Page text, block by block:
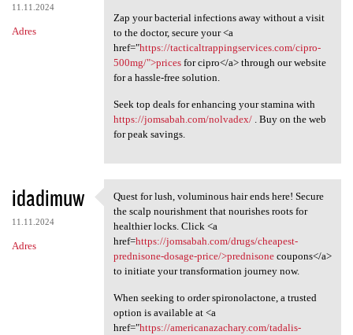
11.11.2024
Adres
Zap your bacterial infections away without a visit
to the doctor, secure your <a
href="https://tacticaltrappingservices.com/cipro-
500mg/">pricesfor cipro</a> through our website
for a hassle-free solution.
Seek top deals for enhancing your stamina with
https://jomsabah.com/nolvadex/. Buy on the web
for peak savings.
idadimuw
11.11.2024
Adres
Quest for lush, voluminous
Quest for lush, voluminous hair ends here! Secure
the scalp nourishment that nourishes roots for
healthier locks. Click <a
href=https://jomsabah.com/drugs/cheapest-
prednisone-dosage-price/>prednisonecoupons</a>
to initiate your transformation journey now.
When seeking to order spironolactone, a trusted
option is available at <a
href="https://americanazachary.com/tadalis-